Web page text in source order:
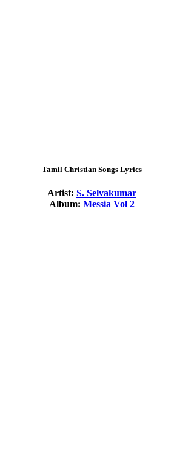
Tamil Christian Songs Lyrics
Artist: S. Selvakumar
Album: Messia Vol 2